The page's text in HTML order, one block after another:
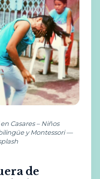
Casares – Niños
y Montessori —
de